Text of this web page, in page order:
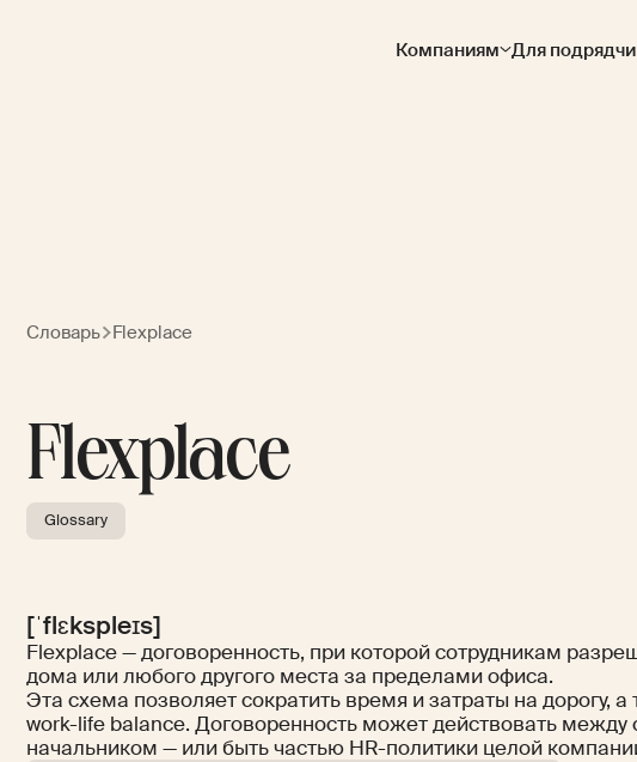
Компаниям Для
Словарь Flexplace
Flexplace
Glossary
[ˈflɛkspleɪs]
Flexplace — договоренность, при которой сотрудникам
дома или любого другого места за пределами офиса.
Эта схема позволяет сократить время и затраты на дорогу, а
work-life balance. Договоренность может действовать между
начальником — или быть частью HR-политики целой